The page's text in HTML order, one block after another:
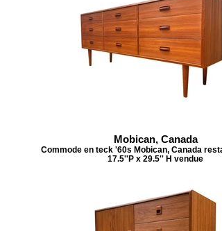
Mobican, Canada
Commode en teck '60s Mobican, Canada
17.5''P x 29.5'' H vendue